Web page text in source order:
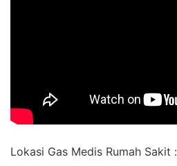
Lokasi Gas Medis Rumah Sakit :